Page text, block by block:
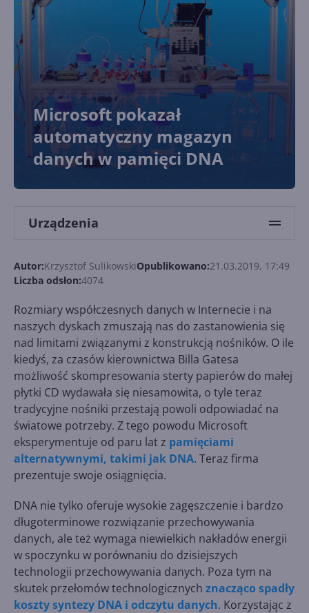
Microsoft pokazał
automatyczny magazyn
danych w pamięci DNA
Urządzenia
Autor:Krzysztof SulikowskiOpublikowano:21.03.2019, 17:49
Liczba odsłon:4074
Rozmiary współczesnych danych w Internecie i na
naszych dyskach zmuszają nas do zastanowienia się
nad limitami związanymi z konstrukcją nośników. O ile
kiedyś, za czasów kierownictwa Billa Gatesa
możliwość skompresowania sterty papierów do małej
płytki CD wydawała się niesamowita, o tyle teraz
tradycyjne nośniki przestają powoli odpowiadać na
światowe potrzeby. Z tego powodu Microsoft
eksperymentuje od paru lat z pamięciami
alternatywnymi, takimi jak DNA. Teraz firma
prezentuje swoje osiągnięcia.
DNA nie tylko oferuje wysokie zagęszczenie i bardzo
długoterminowe rozwiązanie przechowywania
danych, ale też wymaga niewielkich nakładów energii
w spoczynku w porównaniu do dzisiejszych
technologii przechowywania danych. Poza tym na
skutek przełomów technologicznych znacząco spadły
koszty syntezy DNA i odczytu danych. Korzystając z